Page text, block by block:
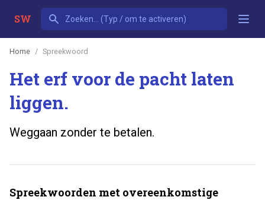
SW
Home Spreekwoord
Het erf voor de pacht laten
liggen.
Weggaan zonder te betalen.
Spreekwoorden met overeenkomstige